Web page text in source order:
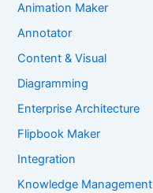
Animation Maker
Annotator
Content & Visual
Diagramming
Enterprise Architecture
Flipbook Maker
Integration
Knowledge Management